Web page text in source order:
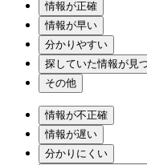
情報が正確
情報が早い
分かりやすい
探していた情報が見
その他
情報が不正確
情報が遅い
分かりにくい